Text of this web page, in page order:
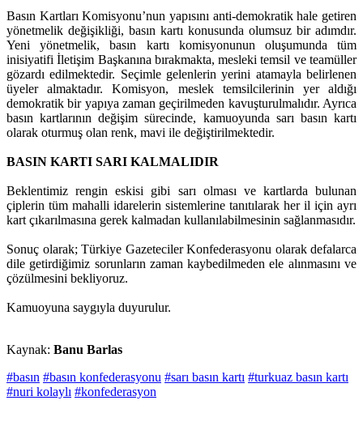
Basın Kartları Komisyonu’nun yapısını anti-demokratik hale getiren
yönetmelik değişikliği, basın kartı konusunda olumsuz bir adımdır.
Yeni yönetmelik, basın kartı komisyonunun oluşumunda tüm
inisiyatifi İletişim Başkanına bırakmakta, mesleki temsil ve teamüller
gözardı edilmektedir. Seçimle gelenlerin yerini atamayla belirlenen
üyeler almaktadır. Komisyon, meslek temsilcilerinin yer aldığı
demokratik bir yapıya zaman geçirilmeden kavuşturulmalıdır. Ayrıca
basın kartlarının değişim sürecinde, kamuoyunda sarı basın kartı
olarak oturmuş olan renk, mavi ile değiştirilmektedir.
BASIN KARTI SARI KALMALIDIR
Beklentimiz rengin eskisi gibi sarı olması ve kartlarda bulunan
çiplerin tüm mahalli idarelerin sistemlerine tanıtılarak her il için ayrı
kart çıkarılmasına gerek kalmadan kullanılabilmesinin sağlanmasıdır.
Sonuç olarak; Türkiye Gazeteciler Konfederasyonu olarak defalarca
dile getirdiğimiz sorunların zaman kaybedilmeden ele alınmasını ve
çözülmesini bekliyoruz.
Kamuoyuna saygıyla duyurulur.
Kaynak: Banu Barlas
#basın #basın konfederasyonu #sarı basın kartı #turkuaz basın kartı
#nuri kolaylı #konfederasyon